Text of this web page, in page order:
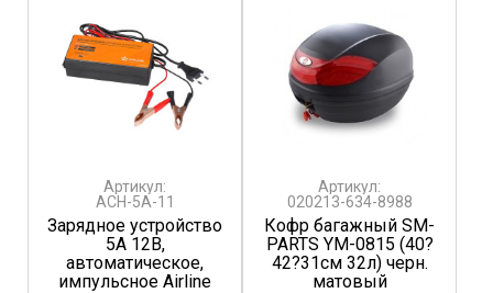
Артикул:
ACH-5A-11
Зарядное устройство
5А 12В,
автоматическое,
импульсное Airline
Артикул:
020213-634-8988
Кофр багажный SM-
PARTS YM-0815 (40?
42?31см 32л) черн.
матовый